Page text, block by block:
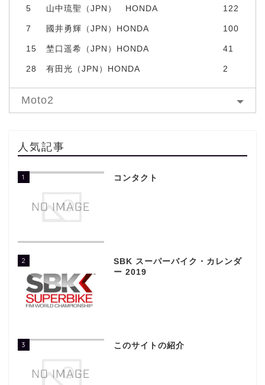
5 山中琉聖（JPN） HONDA 122
7 國井勇輝（JPN）HONDA 100
15 埜口遥希（JPN）HONDA 41
28 有田光（JPN）HONDA 2
Moto2
人気記事
1 コンタクト
2
SBK スーパーバイク・カレンダ
ー 2019
3 このサイトの紹介